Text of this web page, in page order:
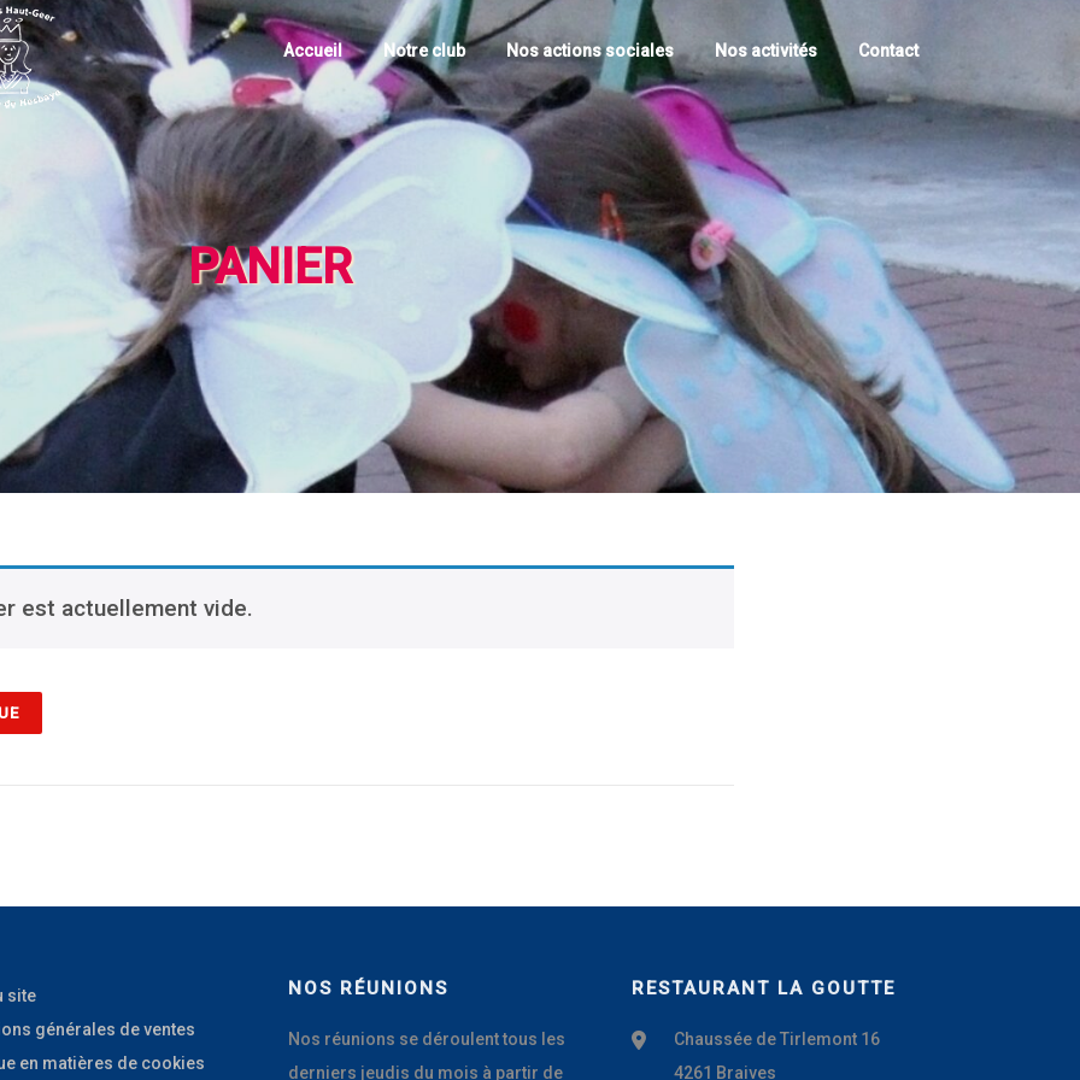
Accueil Notre club Nos actions sociales Nos activités Contact
PANIER
est actuellement vide.
site
générales de ventes
en matières de cookies
NOS RÉUNIONS
Nos réunions se déroulent tous les
derniers jeudis du mois à partir de
RESTAURANT LA GOUTTE
Chaussée de Tirlemont 16
4261 Braives